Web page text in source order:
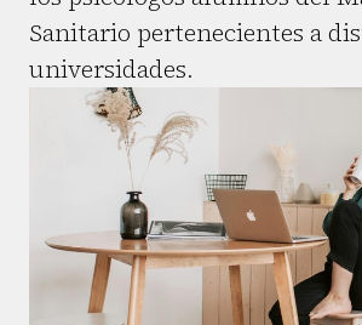
Sanitario pertenecientes a
universidades.